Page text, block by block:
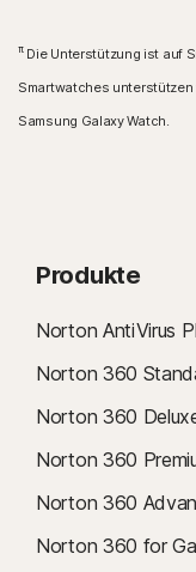
πDie Unterstützung ist auf
Smartwatches unterstützen
Samsung Galaxy Watch.
Produkte
Norton AntiVirus
Norton 360
Norton 360
Norton 360
Norton 360
Norton 360 for